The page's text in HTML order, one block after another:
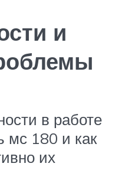
и
в работе
мс 180 и как
их